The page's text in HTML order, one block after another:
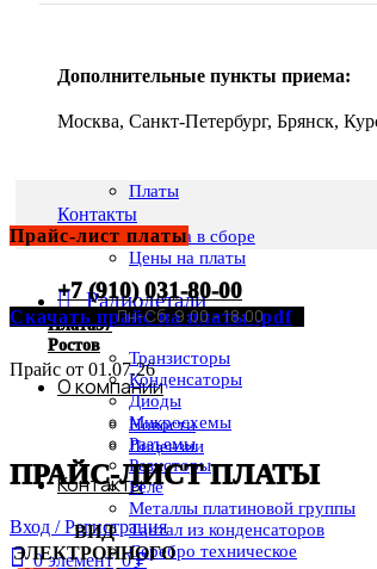
Дополнительные пункты приема:
Москва, Санкт-Петербург, Брянск,
Контакты
+7 (910) 031-80-00
Плата57
Ростов
О компании
Новости
Лицензии
Контакты
Вход / Регистрация
0элемент 0₽
Платы
Техника в сборе
Цены на платы
Радиодетали
Транзисторы
Конденсаторы
Диоды
Микросхемы
Разъемы
Резисторы
Реле
Металлы платиновой группы
Тантал из конденсаторов
Серебро техническое
Прайс-лист платы
Скачать прайс на платы .pdf
Прайс от 01.07.26
ПРАЙС-ЛИСТ ПЛАТЫ
ВИД
ЭЛЕКТРОННОГО